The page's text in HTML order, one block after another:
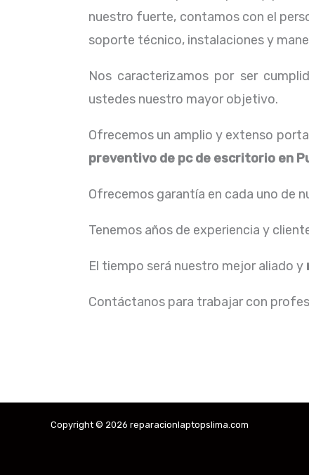
nuestro fuerte, contamos con el
soporte técnico, instalaciones y
Nos caracterizamos por ser
ustedes nuestro mayor objetivo.
Ofrecemos un amplio y extenso
preventivo de pc de escritorio en
Ofrecemos garantía en cada uno de
Tenemos años de experiencia y
El tiempo será nuestro mejor aliado y
Contáctanos para trabajar con
Copyright © 2026 reparacionlaptopslima.com